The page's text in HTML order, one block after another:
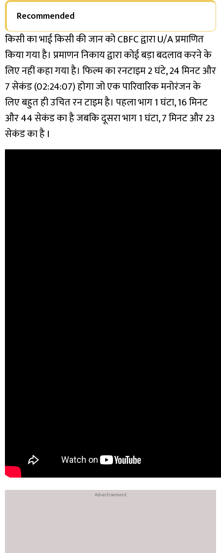
Recommended
किसी का भाई किसी की जान को CBFC द्वारा U/A प्रमाणित
किया गया है। प्रमाणन निकाय द्वारा कोई बड़ा बदलाव करने के
लिए नहीं कहा गया है। फिल्म का रनटाइम 2 घंटे, 24 मिनट और
7 सेकंड (02:24:07) होगा जो एक पारिवारिक मनोरंजन के
लिए बहुत ही उचित रन टाइम है। पहला भाग 1 घंटा, 16 मिनट
और 44 सेकंड का है जबकि दूसरा भाग 1 घंटा, 7 मिनट और 23
सेकंड का है I